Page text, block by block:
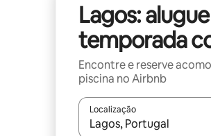
Lagos:
temporada
Encontre e reserve
piscina no Airbnb
Localização
Quando os resultados